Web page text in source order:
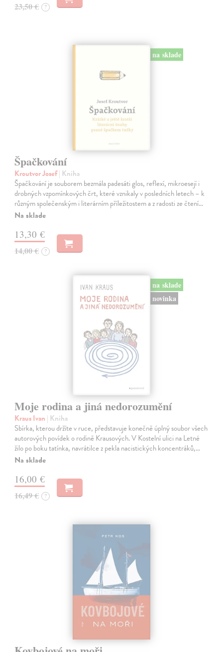
23,50 € ?
na sklade
Špačkování
Kroutvor Josef| Kniha
Špačkování je souborem bezmála padesáti glos, reflexí, mikroesejí i
drobných vzpomínkových črt, které vznikaly v posledních letech – k
různým společenským i literárním příležitostem a z radosti ze čtení…
Na sklade
13,30 €
14,00 € ?
na sklade
novinka
Moje rodina a jiná nedorozumění
Kraus Ivan | Kniha
Sbírka, kterou držíte v ruce, představuje konečně úplný soubor všech
autorových povídek o rodině Krausových. V Kostelní ulici na Letné
žilo po boku tatínka, navrátilce z pekla nacistických koncentráků,…
Na sklade
16,00 €
16,49 € ?